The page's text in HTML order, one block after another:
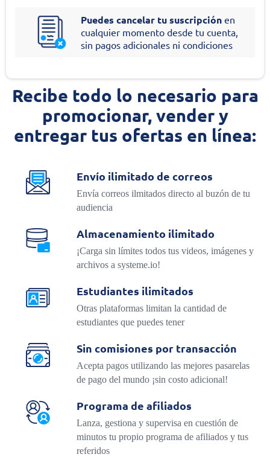
Puedes cancelar tu suscripción en
cualquier momento desde tu cuenta,
sin pagos adicionales ni condiciones
Recibe todo lo necesario para
promocionar, vender y
entregar tus ofertas en línea:
Envío ilimitado de correos
Envía correos ilmitados directo al buzón de tu
audiencia
Almacenamiento ilimitado
¡Carga sin límites todos tus videos, imágenes y
archivos a systeme.io!
Estudiantes ilimitados
Otras plataformas limitan la cantidad de
estudiantes que puedes tener
Sin comisiones por transacción
Acepta pagos utilizando las mejores pasarelas
de pago del mundo ¡sin costo adicional!
Programa de afiliados
Lanza, gestiona y supervisa en cuestión de
minutos tu propio programa de afiliados y tus
referidos